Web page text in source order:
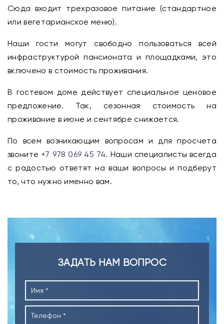
Сюда входит трехразовое питание (стандартное
или вегетарианское меню).
Наши гости могут свободно пользоваться всей
инфраструктурой пансионата и площадками, это
включено в стоимость проживания.
В гостевом доме действует специальное ценовое
предложение. Так, сезонная стоимость на
проживание в июне и сентябре снижается.
По всем возникающим вопросам и для просчета
звоните +7 978 069 45 74. Наши специалисты всегда
с радостью ответят на ваши вопросы и подберут
то, что нужно именно вам.
ЗАДАТЬ НАМ ВОПРОС